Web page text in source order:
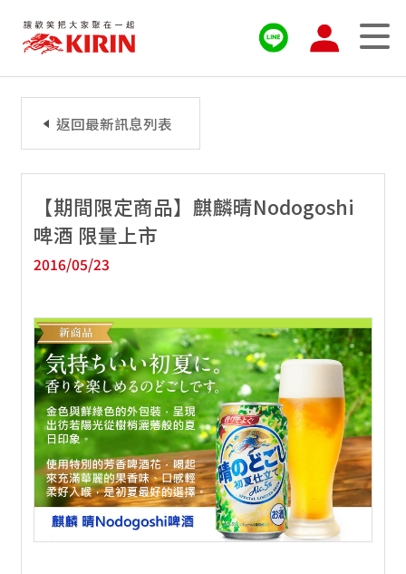
【期間限定商品】麒麟晴Nodogoshi
啤酒 限量上市
2016/05/23
返回最新訊息列表